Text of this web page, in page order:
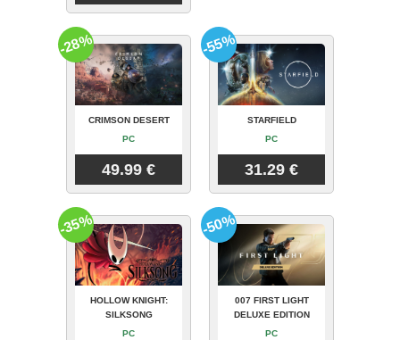
CRIMSON DESERT
PC
49.99 €
-28%
STARFIELD
PC
31.29 €
-55%
HOLLOW KNIGHT:
SILKSONG
PC
-35%
007 FIRST LIGHT
DELUXE EDITION
PC
-50%